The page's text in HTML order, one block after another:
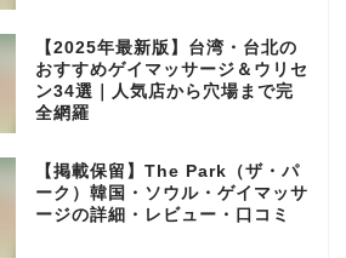
【2025年最新版】台湾・台北の
おすすめゲイマッサージ＆ウリセ
ン34選｜人気店から穴場まで完
全網羅
【掲載保留】The Park（ザ・パ
ーク）韓国・ソウル・ゲイマッサ
ージの詳細・レビュー・口コミ